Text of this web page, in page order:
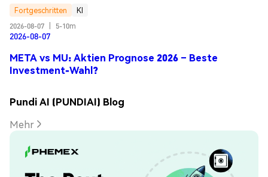
Fortgeschritten
KI
2026-08-07
5-10m
2026-08-07
META vs MU: Aktien Prognose 2026 – Beste
Investment-Wahl?
Pundi AI (PUNDIAI) Blog
Mehr